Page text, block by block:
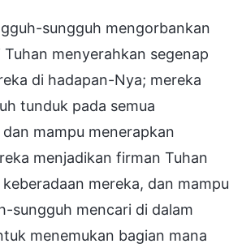
sungguh mengorbankan
menyerahkan segenap
di hadapan-Nya; mereka
tunduk pada semua
mampu menerapkan
menjadikan firman Tuhan
mereka, dan mampu
sungguh mencari di dalam
menemukan bagian mana